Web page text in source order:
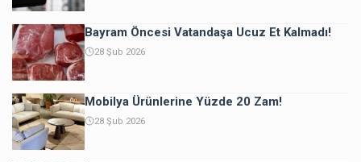
Bayram Öncesi Vatandaşa Ucuz Et Kalmadı!
28 Şub 2026
Mobilya Ürünlerine Yüzde 20 Zam!
28 Şub 2026